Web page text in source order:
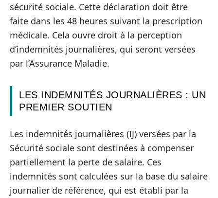
sécurité sociale. Cette déclaration doit être
faite dans les 48 heures suivant la prescription
médicale. Cela ouvre droit à la perception
d’indemnités journalières, qui seront versées
par l’Assurance Maladie.
LES INDEMNITÉS JOURNALIÈRES : UN
PREMIER SOUTIEN
Les indemnités journalières (IJ) versées par la
Sécurité sociale sont destinées à compenser
partiellement la perte de salaire. Ces
indemnités sont calculées sur la base du salaire
journalier de référence, qui est établi par la